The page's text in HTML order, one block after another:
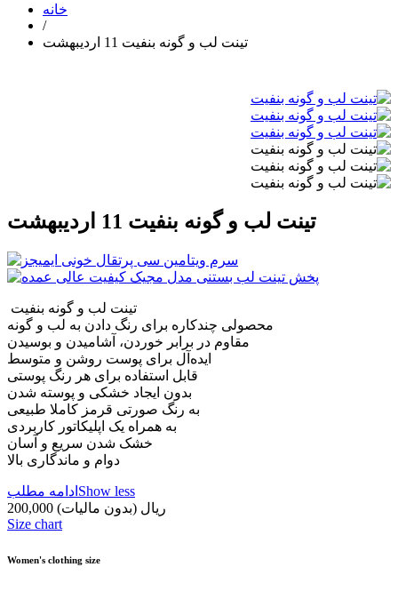
خانه
/
تینت لب و گونه بنفیت 11 اردیبهشت
تینت لب و گونه بنفیت 11 اردیبهشت
تینت لب و گونه بنفیت
محصولی چندکاره برای رنگ دادن به لب و گونه
مقاوم در برابر خوردن، آشامیدن و بوسیدن
ایده‌آل برای پوست روشن و متوسط
قابل استفاده برای هر رنگ پوستی
بدون ایجاد خشکی و پوسته شدن
به رنگ صورتی قرمز کاملا طبیعی
به همراه یک اپلیکاتور کاربردی
خشک شدن سریع و آسان
دوام و ماندگاری بالا
ادامه مطلب Show less
200,000 ریال (بدون مالیات)
Size chart
Women's clothing size